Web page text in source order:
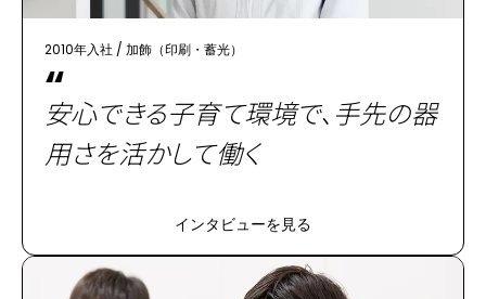
2010年入社 / 加飾（印刷・蓄光）
“
安心できる子育て環境で、手先の器
用さを活かして働く
インタビューを見る